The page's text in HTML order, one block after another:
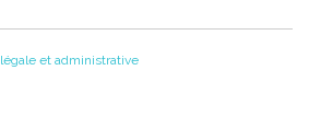
et administrative